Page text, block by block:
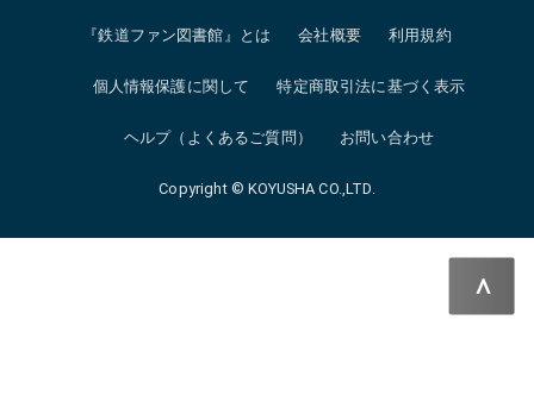
『鉄道ファン図書館』とは 会社概要 利用規約
個人情報保護に関して 特定商取引法に基づく表示
ヘルプ（よくあるご質問） お問い合わせ
Copyright © KOYUSHA CO.,LTD.